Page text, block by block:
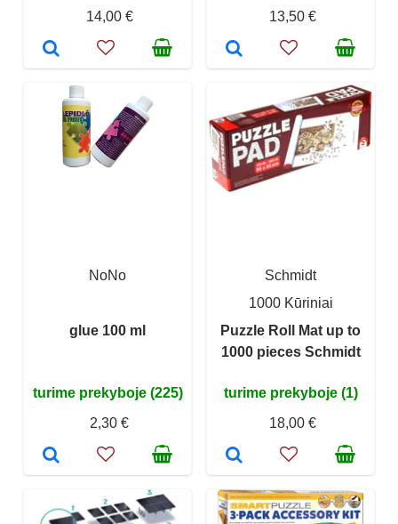
14,00 €
13,50 €
NoNo
glue 100 ml
turime prekyboje (225)
2,30 €
Schmidt
1000 Kūriniai
Puzzle Roll Mat up to
1000 pieces Schmidt
turime prekyboje (1)
18,00 €